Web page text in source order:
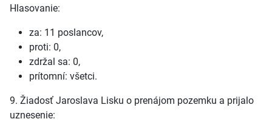
Hlasovanie:
za: 11 poslancov,
proti: 0,
zdržal sa: 0,
prítomní: všetci.
9. Žiadosť Jaroslava Lisku o prenájom pozemku a prijalo
uznesenie: